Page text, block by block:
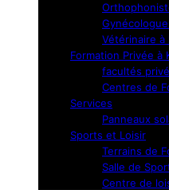
Vétérinaire à
Formation Privée à
facultés
Centres de
Services
Panneaux
Sports et Loisir
Terrains de
Salle de
Centre de